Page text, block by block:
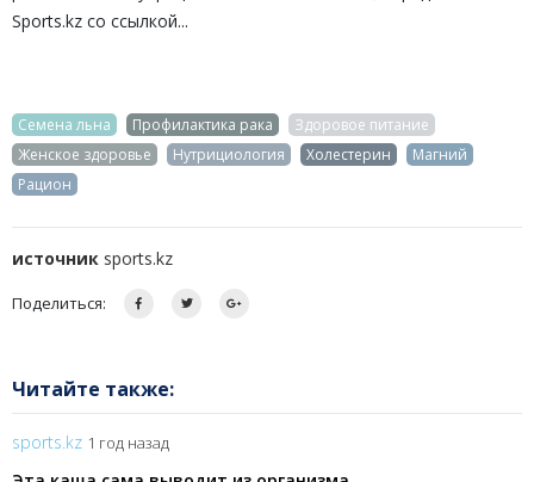
Sports.kz со ссылкой...
Семена льна Профилактика рака
Здоровое питание
Женское здоровье
Нутрициология Холестерин
Магний
Рацион
источник sports.kz
Поделиться:
Читайте также:
sports.kz 1 год назад